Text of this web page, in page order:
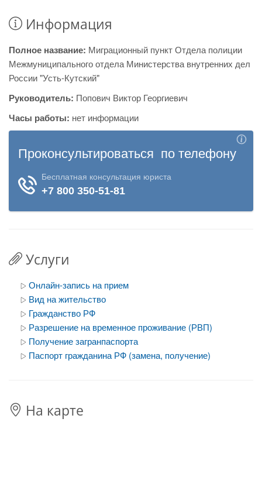
Информация
Полное название: Миграционный пункт Отдела полиции
Межмуниципального отдела Министерства внутренних дел
России "Усть-Кутский"
Руководитель: Попович Виктор Георгиевич
Часы работы: нет информации
Услуги
Онлайн-запись на прием
Вид на жительство
Гражданство РФ
Разрешение на временное проживание (РВП)
Получение загранпаспорта
Паспорт гражданина РФ (замена, получение)
На карте